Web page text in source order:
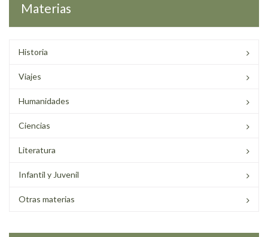
Materias
Historia
Viajes
Humanidades
Ciencias
Literatura
Infantil y Juvenil
Otras materias